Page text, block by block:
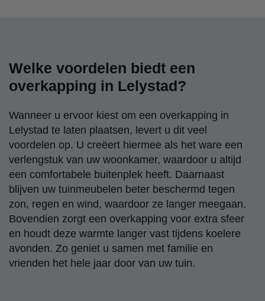
Welke voordelen biedt een
overkapping in Lelystad?
Wanneer u ervoor kiest om een overkapping in
Lelystad te laten plaatsen, levert u dit veel
voordelen op. U creëert hiermee als het ware een
verlengstuk van uw woonkamer, waardoor u altijd
een comfortabele buitenplek heeft. Daarnaast
blijven uw tuinmeubelen beter beschermd tegen
zon, regen en wind, waardoor ze langer meegaan.
Bovendien zorgt een overkapping voor extra sfeer
en houdt deze warmte langer vast tijdens koelere
avonden. Zo geniet u samen met familie en
vrienden het hele jaar door van uw tuin.